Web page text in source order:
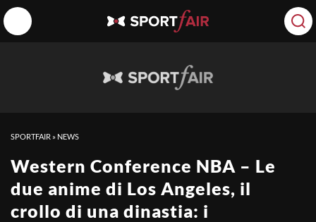
SPORTFAIR » NEWS
Western Conference NBA – Le
due anime di Los Angeles, il
crollo di una dinastia: i